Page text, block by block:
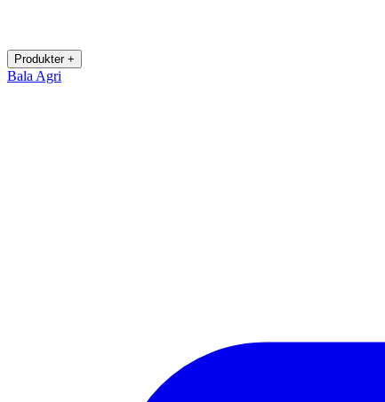
Produkter +
Bala Agri